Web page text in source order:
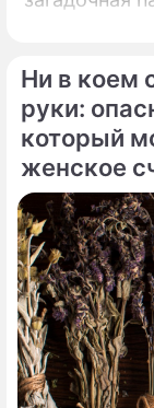
двадцати
самых
мирового
Ни в коем
руки:
который
женское